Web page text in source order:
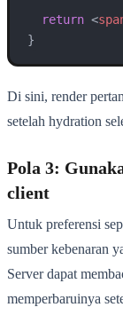
return <
}
Di sini, render
setelah hydration
Pola 3:
client
Untuk preferensi
sumber kebenaran
Server dapat
memperbaruinya